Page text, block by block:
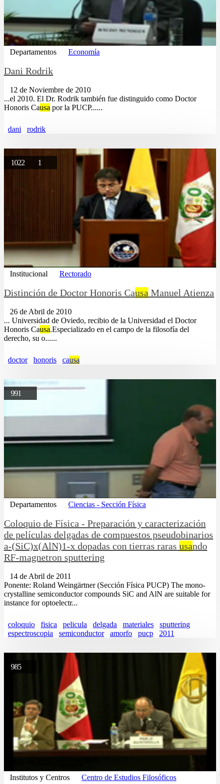
Departamentos Economía
Dani Rodrik
12 de Noviembre de 2010
...el 2010. El Dr. Rodrik también fue distinguido como Doctor
Honoris Causa por la PUCP......
dani rodrik
1022 1
Institucional Rectorado
Distinción de Doctor Honoris Causa Manuel Atienza
26 de Abril de 2010
... Universidad de Oviedo, recibio de la Universidad el Doctor
Honoris Causa.Especializado en el campo de la filosofía del
derecho, su o......
doctor honoris causa
991
Departamentos Ciencias - Sección Física
Coloquio de Física - Preparación y caracterización
de películas delgadas de compuestos pseudobinarios
a-(SiC)x(AlN)1-x dopadas con tierras raras usando
RF-magnetron sputtering
14 de Abril de 2011
Ponente: Roland Weingärtner (Sección Física PUCP) The mono-
crystalline semiconductor compounds SiC and AlN are suitable for
instance for optoelectr...
coloquio fisica pelicula delgada materiales
sputtering
espectroscopia
semiconductor amorfo pucp 2011
985
Institutos y Centros Centro de Estudios Filosóficos